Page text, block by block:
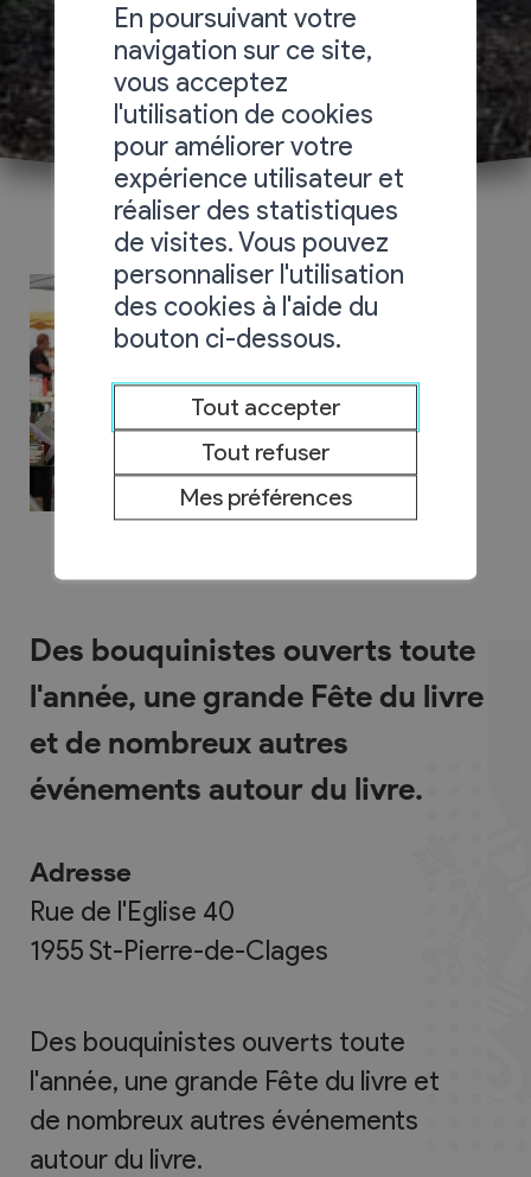
Des bouquinistes ouverts toute
l'année, une grande Fête du livre
et de nombreux autres
événements autour du livre.
Adresse
Rue de l'Eglise 40
1955St-Pierre-de-Clages
Des bouquinistes ouverts toute
l'année, une grande Fête du livre et
de nombreux autres événements
autour du livre.
En poursuivant votre
navigation sur ce site,
vous acceptez
l'utilisation de cookies
pour améliorer votre
expérience utilisateur et
réaliser des statistiques
de visites. Vous pouvez
personnaliser l'utilisation
des cookies à l'aide du
bouton ci-dessous.
Tout accepter
Tout refuser
Mes préférences